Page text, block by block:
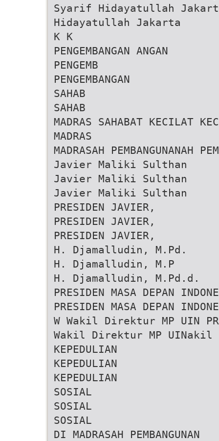
Syarif Hidayatullah
Hidayatullah Jakarta
K K
PENGEMBANGAN ANGAN
PENGEMB
PENGEMBANGAN
SAHAB
SAHAB
MADRAS SAHABAT KECILAT
MADRAS
MADRASAH PEMBANGUNANAH
Javier Maliki Sulthan
Javier Maliki Sulthan
Javier Maliki Sulthan
PRESIDEN JAVIER,
PRESIDEN JAVIER,
PRESIDEN JAVIER,
H. Djamalludin, M.Pd.
H. Djamalludin, M.P
H. Djamalludin, M.Pd.d.
PRESIDEN MASA DEPAN
PRESIDEN MASA DEPAN
W Wakil Direktur MP UIN
Wakil Direktur MP UINakil
KEPEDULIAN
KEPEDULIAN
KEPEDULIAN
SOSIAL
SOSIAL
SOSIAL
DI MADRASAH PEMBANGUNAN